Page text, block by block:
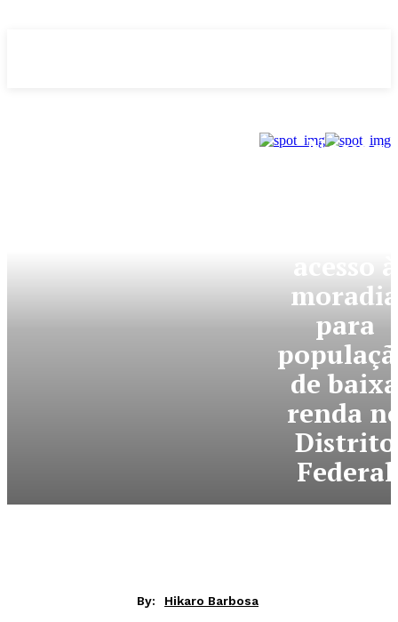
Novas
acesso à
moradia
para
de baixa
renda
Distrito
Federal
By: Hikaro Barbosa